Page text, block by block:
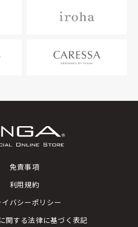
免責事項
利用規約
イバシーポリシー
関する法律に基づく表記